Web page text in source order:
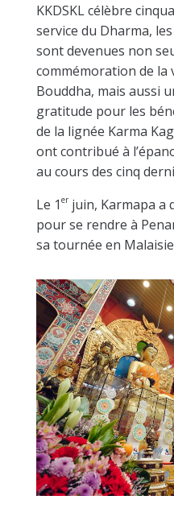
KKDSKL célèbre
service du Dharma,
sont devenues non
commémoration de la
Bouddha, mais aussi
gratitude pour les
de la lignée Karma
ont contribué à
au cours des cinq
Le 1 erjuin, Karmapa a
pour se rendre à
sa tournée en